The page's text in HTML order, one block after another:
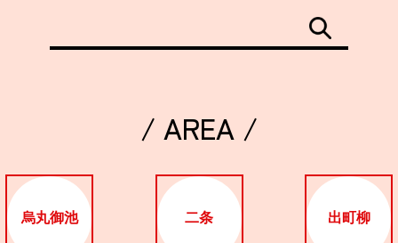
/ AREA /
烏丸御池 二条 出町柳